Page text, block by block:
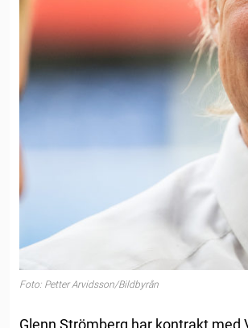
Foto: Petter Arvidsson/Bildbyrån
Glenn Strömberg har kontrakt